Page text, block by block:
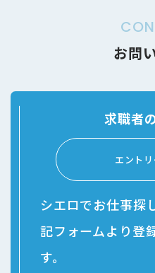
ユーザーが、本サービス
ルネットワーキングサー
を許可した場合には、そ
・その他当該外部サービ
(3)ユーザーが本サービスを
する情報
当社は、本サービスへの
の情報が含まれます。
・リファラ
・IPアドレス
・サーバーアクセスログに
お問
求職者
エント
シエロでお仕事探
記フォームより登
す。